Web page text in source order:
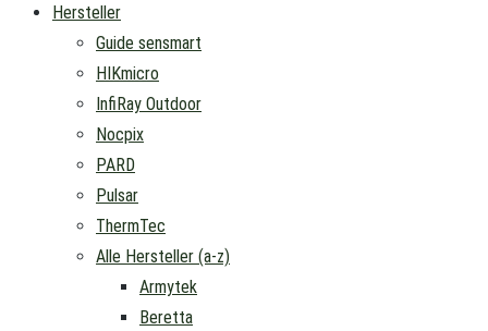
Hersteller
Guide sensmart
HIKmicro
InfiRay Outdoor
Nocpix
PARD
Pulsar
ThermTec
Alle Hersteller (a-z)
Armytek
Beretta